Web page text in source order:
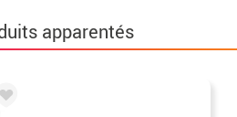
apparentés